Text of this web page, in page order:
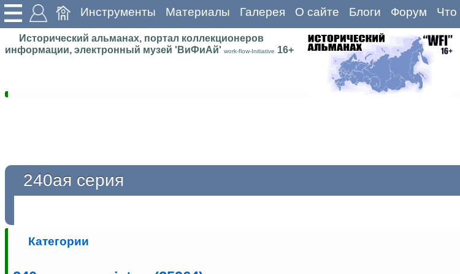
Инструменты Материалы Галерея О сайте Блоги Форум Что
Исторический альманах, портал коллекционеров
информации, электронный музей 'ВиФиАй' work-flow-Initiative 16+
240ая серия
Категории